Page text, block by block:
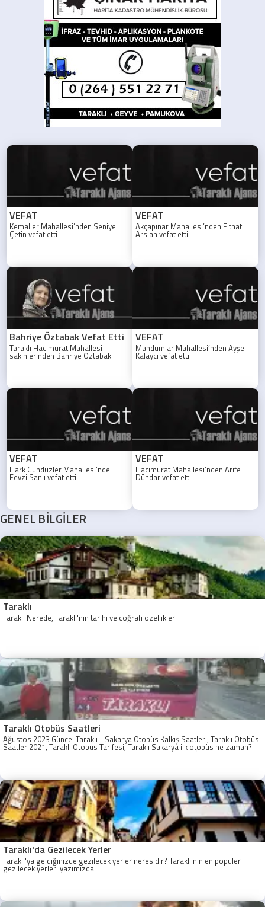
VEFAT
Kemaller Mahallesi’nden Seniye
Çetin vefat etti
VEFAT
Akçapınar Mahallesi’nden Fitnat
Arslan vefat etti
Bahriye Öztabak Vefat Etti
Taraklı Hacımurat Mahallesi
sakinlerinden Bahriye Öztabak
hayatını kaybetti. Cenazesi 29
VEFAT
Mahdumlar Mahallesi’nden Ayşe
Kalaycı vefat etti
VEFAT
Hark Gündüzler Mahallesi’nde
Fevzi Sanlı vefat etti
VEFAT
Hacımurat Mahallesi’nden Arife
Dündar vefat etti
GENEL BİLGİLER
Taraklı
Taraklı Nerede, Taraklı'nın tarihi ve coğrafi özellikleri
Taraklı Otobüs Saatleri
Ağustos 2023 Güncel Taraklı - Sakarya Otobüs Kalkış Saatleri, Taraklı Otobüs
Saatler 2021, Taraklı Otobüs Tarifesi, Taraklı Sakarya ilk otobüs ne zaman?
Taraklı - Sakarya Son Otobüs Ne zaman? Sakarya Taraklı İlk Otobüs Ne
Taraklı'da Gezilecek Yerler
Taraklı'ya geldiğinizde gezilecek yerler neresidir? Taraklı'nın en popüler
gezilecek yerleri yazımızda.